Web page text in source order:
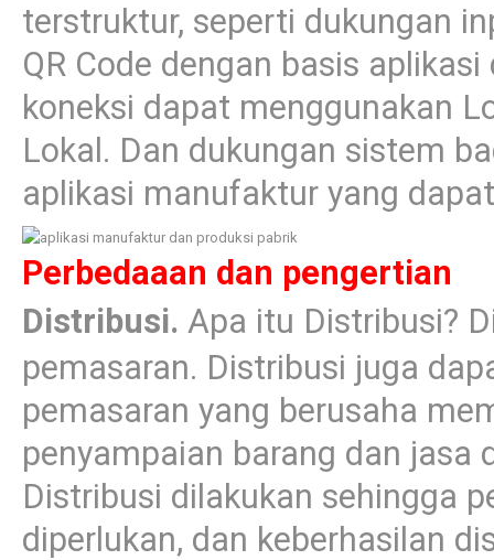
terstruktur, seperti dukungan
QR Code dengan basis
koneksi dapat menggunakan
Lokal. Dan dukungan sistem
aplikasi manufaktur yang
Perbedaaan dan pengertian
Distribusi. Apa itu Distribusi?
pemasaran. Distribusi juga
pemasaran yang berusaha
penyampaian barang dan jasa
Distribusi dilakukan sehingga
diperlukan, dan keberhasilan